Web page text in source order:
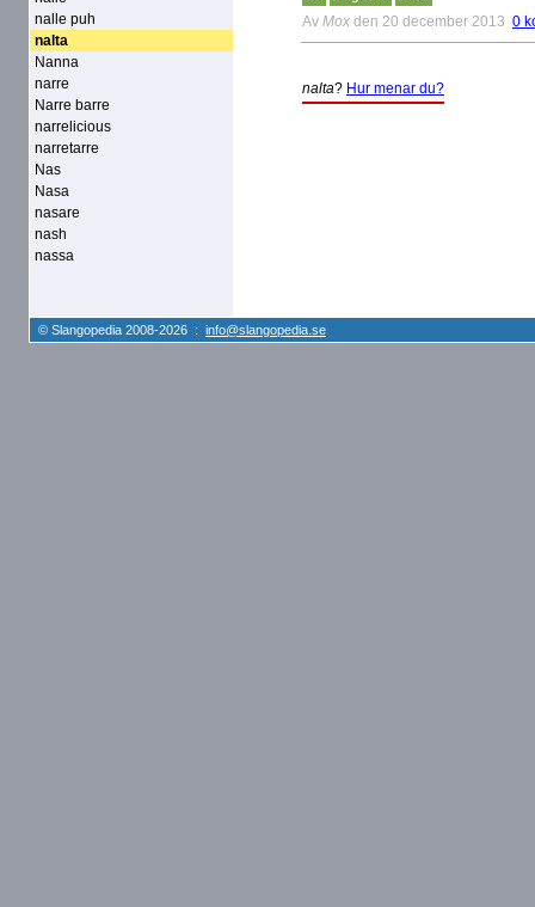
nalle puh
nalta
Nanna
narre
Narre barre
narrelicious
narretarre
Nas
Nasa
nasare
nash
nassa
Av Mox den 20 december 2013 0
nalta? Hur menar du?
© Slangopedia 2008-2026 : info@slangopedia.se